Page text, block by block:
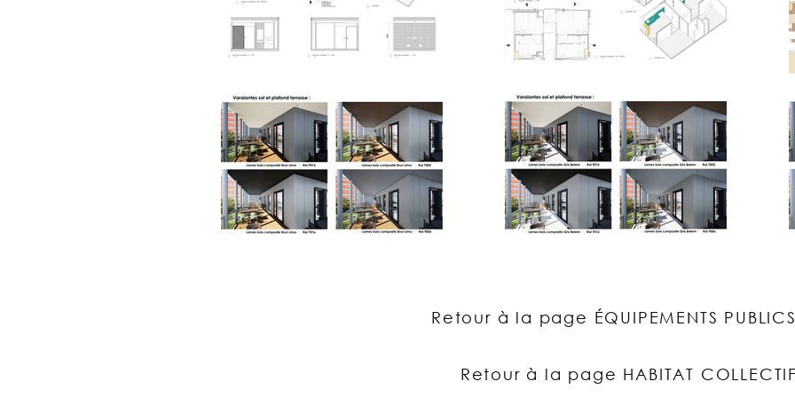
Retour à la page ÉQUIPEMENTS
CREABIM ARCHITECTES 2026 | Mentions légales |
Retour à la page HABITAT